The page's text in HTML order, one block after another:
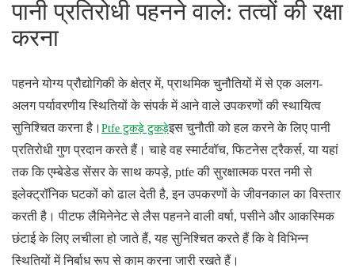
पानी प्रतिरोधी पहनने वाले: तत्वों की रक्षा
करना
पहनने योग्य प्रौद्योगिकी के क्षेत्र में, प्राथमिक चुनौतियों में से एक अलग-
अलग पर्यावरणीय स्थितियों के संपर्क में आने वाले उपकरणों की स्थायित्व
सुनिश्चित करना है। Ptfe टुकड़े टुकड़ेइस चुनौती को हल करने के लिए पानी
प्रतिरोधी गुण प्रदान करते हैं। चाहे वह स्मार्टवॉच, फिटनेस ट्रैकर्स, या यहां
तक कि एम्बेडेड सेंसर के साथ कपड़े, ptfe की सुरक्षात्मक परत नमी से
इलेक्ट्रॉनिक घटकों को ढाल देती है, इन उपकरणों के जीवनकाल का विस्तार
करती है। पीटफ लैमिनेनेट से लैस पहनने वाली वर्षा, पसीने और आकस्मिक
छंटाई के लिए लचीला हो जाते हैं, यह सुनिश्चित करते हैं कि वे विभिन्न
स्थितियों में निर्बाध रूप से काम करना जारी रखते हैं।